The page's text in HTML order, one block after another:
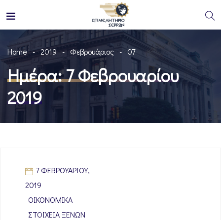
Home 2019 Φεβρουάριος 07
Ημέρα:7 Φεβρουαρίου
2019
7 ΦΕΒΡΟΥΑΡΊΟΥ,
2019
ΟΙΚΟΝΟΜΙΚΆ
ΣΤΟΙΧΕΊΑ ΞΈΝΩΝ